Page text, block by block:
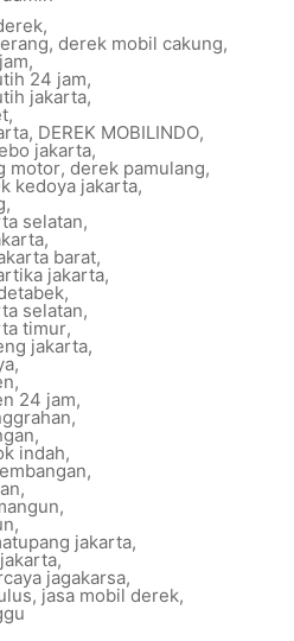
,
, derek mobil cakung,
,
24 jam,
jakarta,
,
, DEREK MOBILINDO,
jakarta,
motor, derek pamulang,
kedoya jakarta,
,
selatan,
,
barat,
jakarta,
,
selatan,
timur,
jakarta,
,
,
24 jam,
,
,
indah,
,
,
,
,
jakarta,
,
jagakarsa,
, jasa mobil derek,